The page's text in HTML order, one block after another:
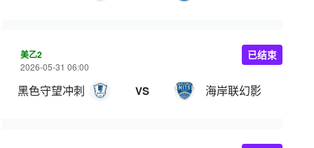
美乙2
2026-05-31 06:00
黑色守望冲刺 VS 海岸联幻影
已结束